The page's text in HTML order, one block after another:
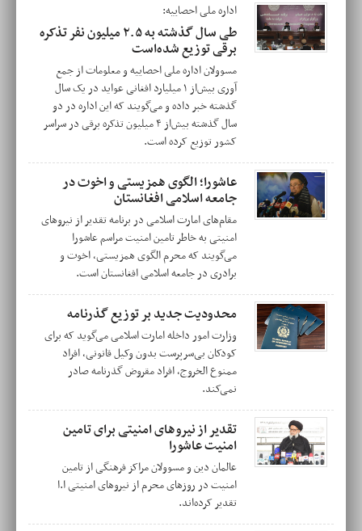
اداره ملی احصاییه:
طی سال گذشته به ۲.۵ میلیون نفر تذکره
برقی توزیع شده‌است
مسوولان اداره ملی احصاییه و معلومات از جمع
آوری بیش‌از ۱ میلیارد افغانی عواید در یک سال
گذشته خبر داده و می‌گویند که این اداره در دو
سال گذشته بیش‌از ۴ میلیون تذکره برقی در سراسر
کشور توزیع کرده است.
عاشورا؛ الگوی همزیستی و اخوت در
جامعه اسلامی افغانستان
مقام‌های امارت اسلامی در برنامه تقدیر از نیروهای
امنیتی به خاطر تامین امنیت مراسم عاشورا
می‌گویند که محرم الگوی همزیستی، اخوت و
برادری در جامعه اسلامی افغانستان است.
محدودیت جدید بر توزیع گذرنامه
وزارت امور داخله امارت اسلامی می‌گوید که برای
کودکان بی‌سرپرست بدون وکیل قانونی، افراد
ممنوع الخروج، افراد مقروض گذرنامه صادر
نمی‌کند.
تقدیر از نیروهای امنیتی برای تامین
امنیت عاشورا
عالمان دین و مسوولان مراکز فرهنگی از تامین
امنیت در روزهای محرم از نیروهای امنیتی ا.ا
تقدیر کرده‌اند.